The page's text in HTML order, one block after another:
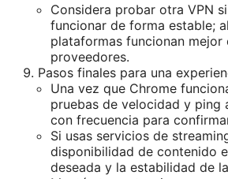
Considera probar otra VPN
funcionar de forma estable;
plataformas funcionan
proveedores.
Pasos finales para una
Una vez que Chrome
pruebas de velocidad y ping
con frecuencia para
Si usas servicios de
disponibilidad de contenido
deseada y la estabilidad de